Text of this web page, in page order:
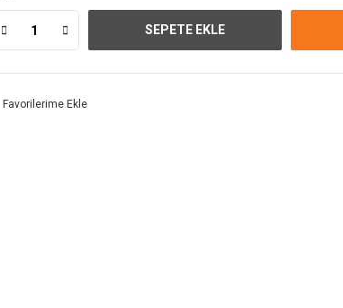
SEPETE EKLE